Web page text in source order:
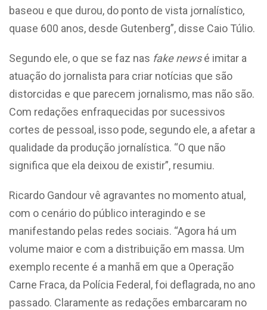
baseou e que durou, do ponto de vista jornalístico,
quase 600 anos, desde Gutenberg”, disse Caio Túlio.
Segundo ele, o que se faz nas fake newsé imitar a
atuação do jornalista para criar notícias que são
distorcidas e que parecem jornalismo, mas não são.
Com redações enfraquecidas por sucessivos
cortes de pessoal, isso pode, segundo ele, a afetar a
qualidade da produção jornalística. “O que não
significa que ela deixou de existir”, resumiu.
Ricardo Gandour vê agravantes no momento atual,
com o cenário do público interagindo e se
manifestando pelas redes sociais. “Agora há um
volume maior e com a distribuição em massa. Um
exemplo recente é a manhã em que a Operação
Carne Fraca, da Polícia Federal, foi deflagrada, no ano
passado. Claramente as redações embarcaram no